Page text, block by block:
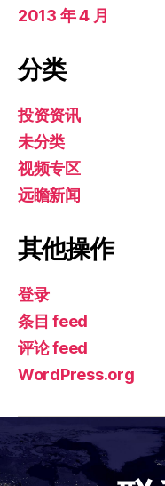
2013 年 4 月
分类
投资资讯
未分类
视频专区
远瞻新闻
其他操作
登录
条目 feed
评论 feed
WordPress.org